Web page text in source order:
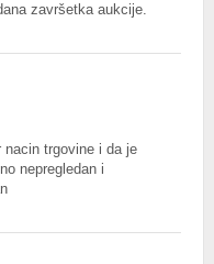
završetka aukcije.
nacin trgovine i da je
nepregledan i